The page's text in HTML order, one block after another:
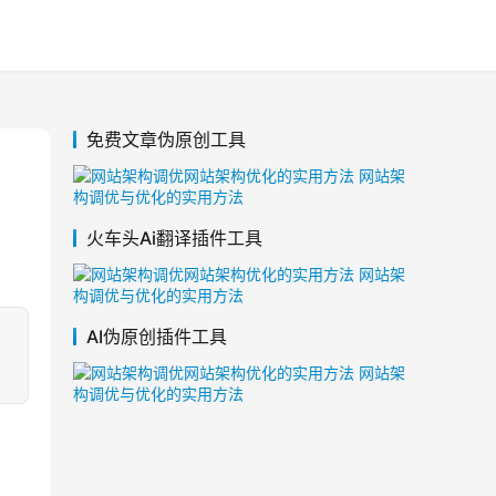
免费文章伪原创工具
火车头Ai翻译插件工具
AI伪原创插件工具